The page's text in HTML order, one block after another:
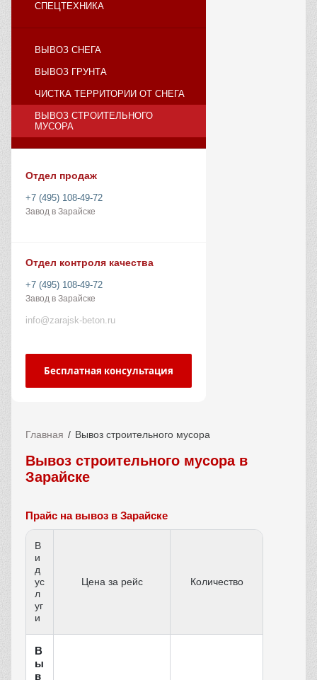
СПЕЦТЕХНИКА
ВЫВОЗ СНЕГА
ВЫВОЗ ГРУНТА
ЧИСТКА ТЕРРИТОРИИ ОТ СНЕГА
ВЫВОЗ СТРОИТЕЛЬНОГО
МУСОРА
Отдел продаж
+7 (495) 108-49-72
Завод в Зарайске
Отдел контроля качества
+7 (495) 108-49-72
Завод в Зарайске
info@zarajsk-beton.ru
Бесплатная консультация
Главная Вывоз строительного мусора
Вывоз строительного мусора в
Зарайске
Прайс на вывоз в Зарайске
В
и
д
ус
л
уг
и
Цена за рейс Количество
В
ы
в